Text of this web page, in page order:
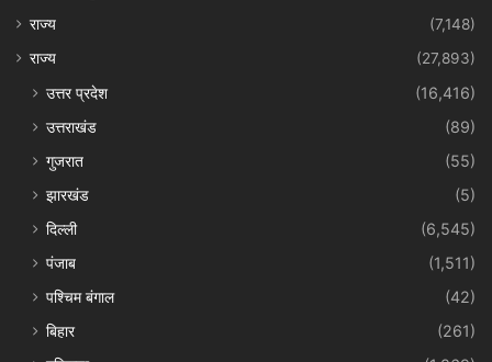
राज्य
(7,148)
राज्य
(27,893)
उत्तर प्रदेश
(16,416)
उत्तराखंड
(89)
गुजरात
(55)
झारखंड
(5)
दिल्ली
(6,545)
पंजाब
(1,511)
पश्चिम बंगाल
(42)
बिहार
(261)